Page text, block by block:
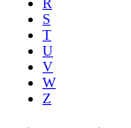
S
T
U
V
W
Z